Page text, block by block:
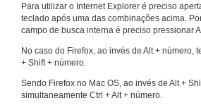
Para utilizar o Internet Explorer é preciso
teclado após uma das combinações acima.
campo de busca interna é preciso pressionar
No caso do Firefox, ao invés de Alt + número,
+ Shift + número.
Sendo Firefox no Mac OS, ao invés de Alt +
simultaneamente Ctrl + Alt + número.